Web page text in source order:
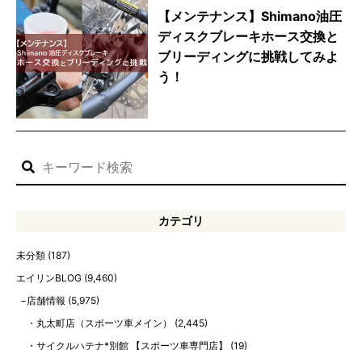
【メンテナンス】Shimano油圧
ディスクブレーキホース交換と
ブリーディングに挑戦してみよ
う！
カテゴリ
未分類 (187)
エイリンBLOG (9,460)
店舗情報 (5,975)
丸太町店（スポーツ車メイン）
(2,445)
サイクルハテナ*別館 【スポーツ車専門店】
(19)